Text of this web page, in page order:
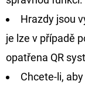
Hrazdy jsou
je lze v případě
opatřena QR
Chcete-li,